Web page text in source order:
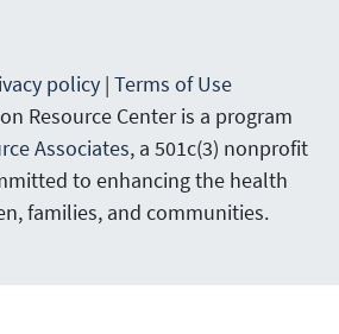
policy | Terms of Use
Resource Center is a program
Associates, a 501c(3) nonprofit
to enhancing the health
families, and communities.